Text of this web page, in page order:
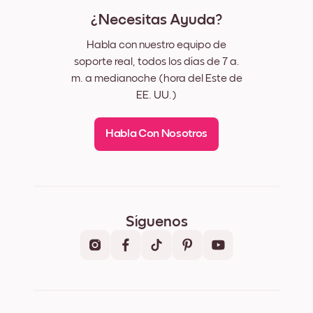
¿Necesitas Ayuda?
Habla con nuestro equipo de
soporte real, todos los días de 7 a.
m. a medianoche (hora del Este de
EE. UU.)
Habla Con Nosotros
Síguenos